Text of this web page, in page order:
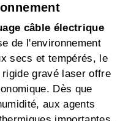
câble électrique
de l'environnement
secs et tempérés, le
gravé laser offre
Dès que
aux agents